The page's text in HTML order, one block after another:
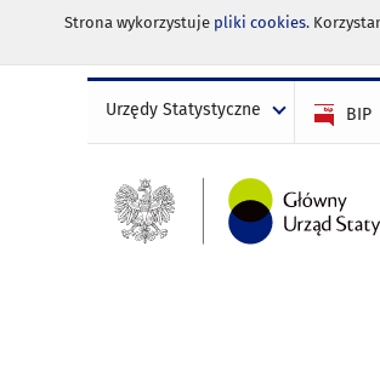
Strona wykorzystuje pliki cookies.
Urzędy Statystyczne BIP